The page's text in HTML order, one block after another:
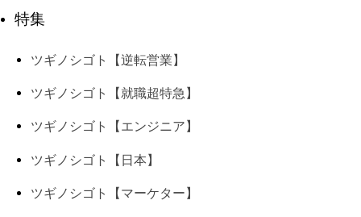
特集
ツギノシゴト【逆転営業】
ツギノシゴト【就職超特急】
ツギノシゴト【エンジニア】
ツギノシゴト【日本】
ツギノシゴト【マーケター】